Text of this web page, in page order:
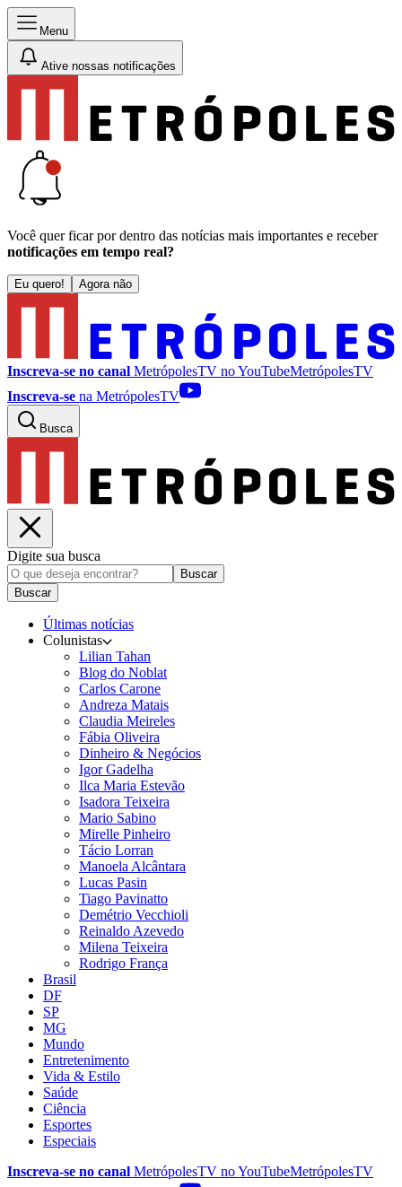
Menu
Ative nossas notificações
Você quer ficar por dentro das notícias mais importantes e receber
notificações em tempo real?
Eu quero! Agora não
Inscreva-se no canal MetrópolesTV noYouTubeMetrópolesTV
Inscreva-se na MetrópolesTV
Busca
Digite sua busca
Buscar
Buscar
Últimas notícias
Colunistas
Lilian Tahan
Blog do Noblat
Carlos Carone
Andreza Matais
Claudia Meireles
Fábia Oliveira
Dinheiro & Negócios
Igor Gadelha
Ilca Maria Estevão
Isadora Teixeira
Mario Sabino
Mirelle Pinheiro
Tácio Lorran
Manoela Alcântara
Lucas Pasin
Tiago Pavinatto
Demétrio Vecchioli
Reinaldo Azevedo
Milena Teixeira
Rodrigo França
Brasil
DF
SP
MG
Mundo
Entretenimento
Vida & Estilo
Saúde
Ciência
Esportes
Especiais
Inscreva-se no canal MetrópolesTV noYouTubeMetrópolesTV